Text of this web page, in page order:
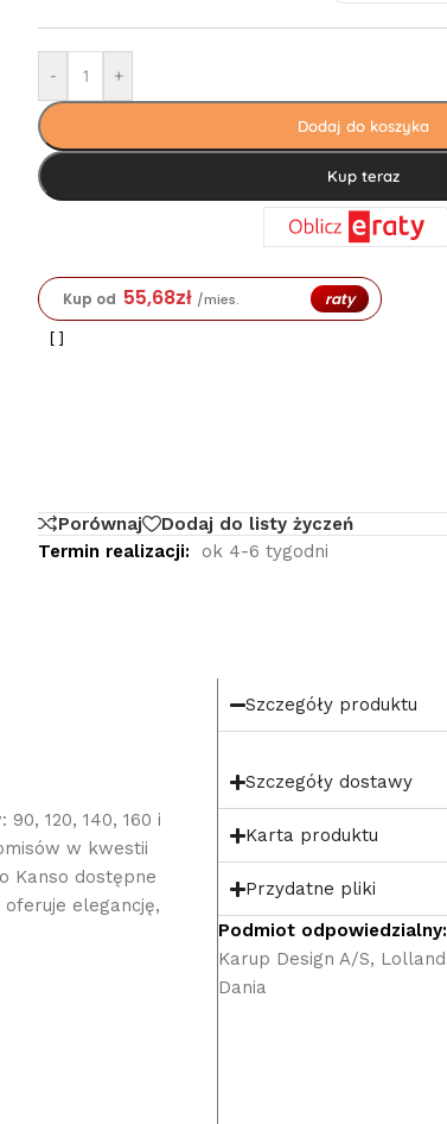
- +
Dodaj do koszyka
Kup teraz
Kup od 55,68zł /mies. raty
Porównaj
Dodaj do listy życzeń
Termin realizacji:
ok 4-6 tygodni
120, 140, 160 i
w kwestii
Kanso dostępne
elegancję,
Szczegóły produktu
Szczegóły dostawy
Karta produktu
Przydatne pliki
Podmiot odpowiedzialny:
Karup Design A/S,
Dania